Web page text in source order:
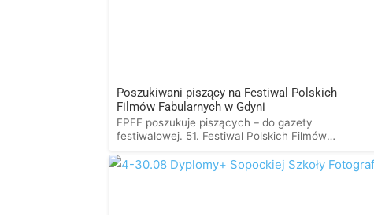
Poszukiwani piszący na Festiwal Polskich
Filmów Fabularnych w Gdyni
FPFF poszukuje piszących – do gazety
festiwalowej. 51. Festiwal Polskich Filmów
spotkania z twórcami_czyniami, liczne wydarzenia